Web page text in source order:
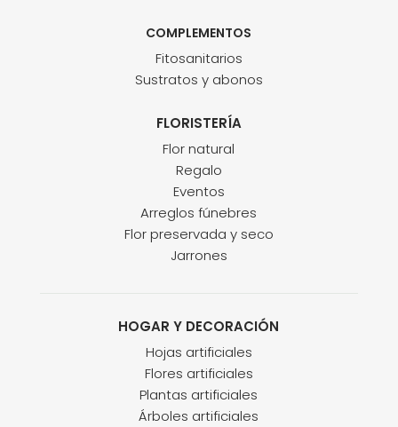
COMPLEMENTOS
Fitosanitarios
Sustratos y abonos
FLORISTERÍA
Flor natural
Regalo
Eventos
Arreglos fúnebres
Flor preservada y seco
Jarrones
HOGAR Y DECORACIÓN
Hojas artificiales
Flores artificiales
Plantas artificiales
Árboles artificiales